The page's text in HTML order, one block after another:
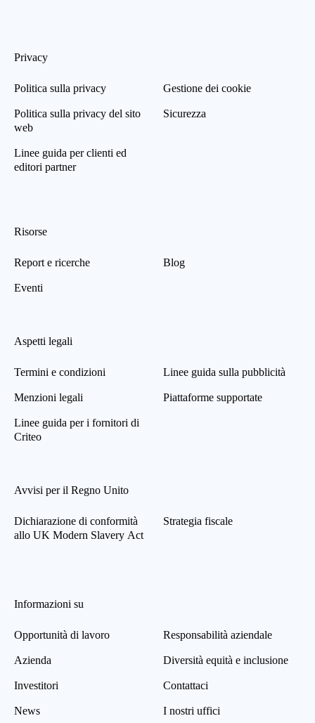
Privacy
Politica sulla privacy
Politica sulla privacy del sito
web
Linee guida per clienti ed
editori partner
Gestione dei cookie
Sicurezza
Risorse
Report e ricerche
Eventi
Blog
Aspetti legali
Termini e condizioni
Menzioni legali
Linee guida per i fornitori di
Criteo
Linee guida sulla pubblicità
Piattaforme supportate
Avvisi per il Regno Unito
Dichiarazione di conformità
allo UK Modern Slavery Act
Strategia fiscale
Informazioni su
Opportunità di lavoro
Azienda
Investitori
News
Responsabilità aziendale
Diversità equità e inclusione
Contattaci
I nostri uffici